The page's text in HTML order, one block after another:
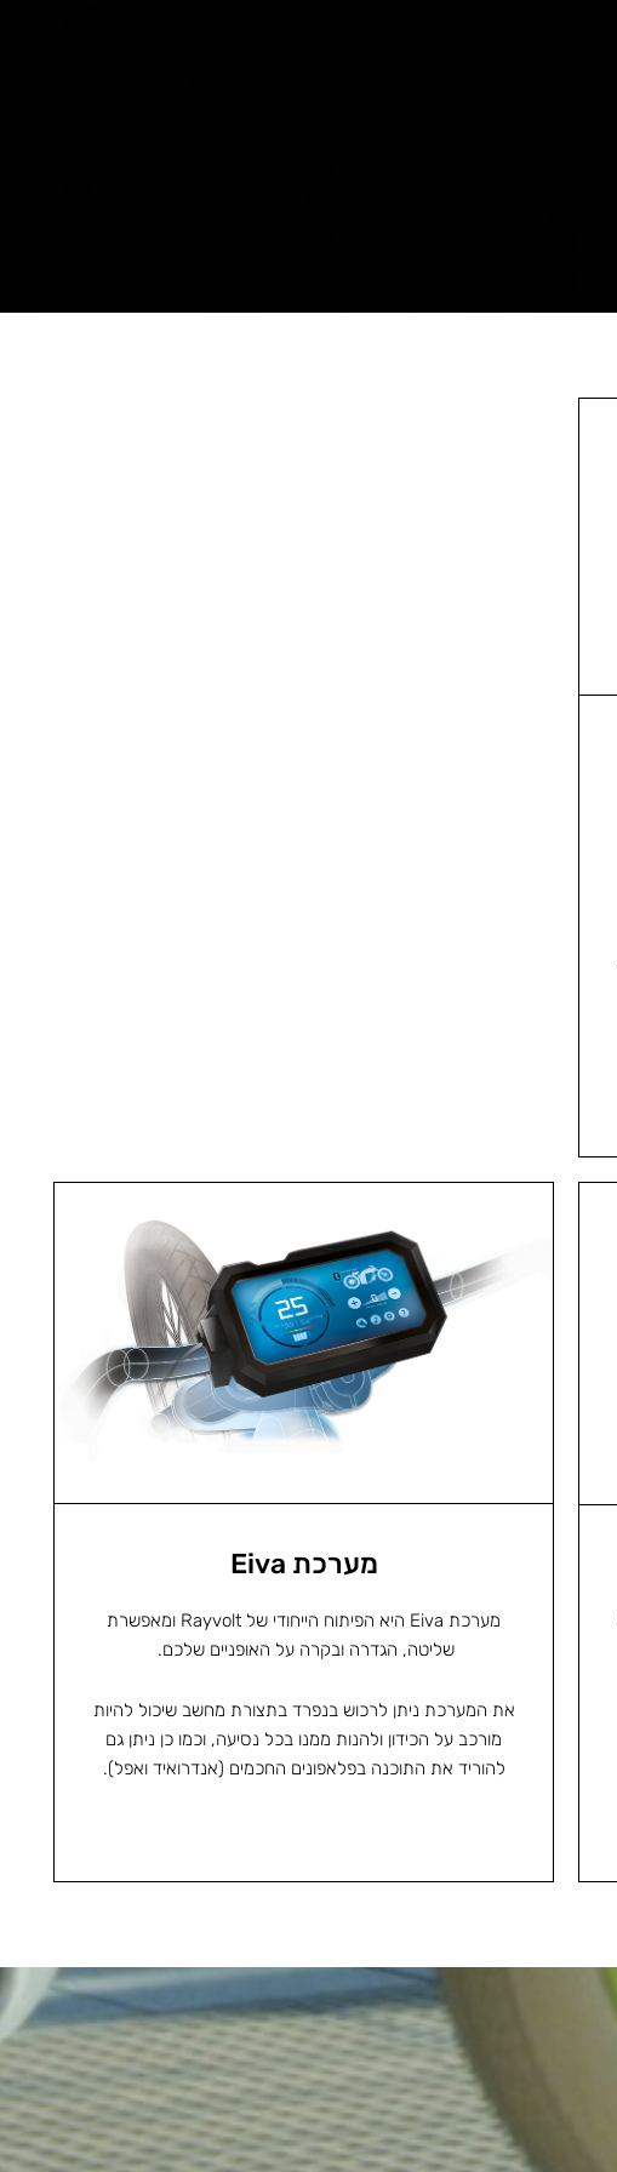
מערכת Eiva
מערכת Eiva היא הפיתוח הייחודי של Rayvolt ומאפשרת
שליטה, הגדרה ובקרה על האופניים שלכם.
את המערכת ניתן לרכוש בנפרד בתצורת מחשב שיכול להיות
מורכב על הכידון ולהנות ממנו בכל נסיעה, וכמו כן ניתן גם
להוריד את התוכנה בפלאפונים החכמים (אנדרואיד ואפל).